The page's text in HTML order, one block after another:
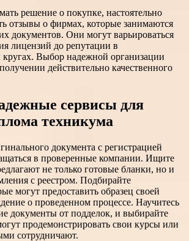
решение о покупке, настоятельно
отзывы о фирмах, которые занимаются
документов. Они могут варьироваться
лицензий до репутации в
Выбор надежной организации
действительно качественного
сервисы для
техникума
документа с регистрацией
в проверенные компании. Ищите
не только готовые бланки, но и
с реестром. Подбирайте
могут предоставить образец своей
о проведенном процессе. Научитесь
документы от подделок, и выбирайте
продемонстрировать свои курсы или
сотрудничают.